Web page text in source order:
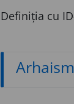
Definiția cu